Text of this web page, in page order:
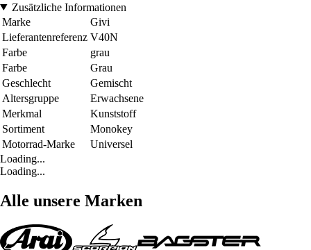
Zusätzliche Informationen
Marke
Givi
Lieferantenreferenz V40N
Farbe
grau
Farbe
Grau
Geschlecht
Gemischt
Altersgruppe
Erwachsene
Merkmal
Kunststoff
Sortiment
Monokey
Motorrad-Marke
Universel
Loading...
Loading...
Alle unsere Marken